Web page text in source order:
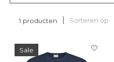
1 producten Sorteren op
Sale